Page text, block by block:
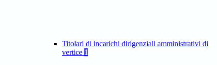
Titolari di incarichi dirigenziali amministrativi di
vertice 1